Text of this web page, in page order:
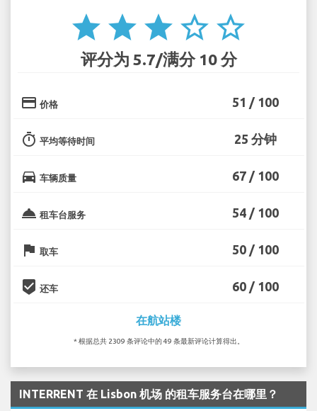
star star star star_border star_border
评分为 5.7/满分 10 分
credit_card 价格 51 / 100
timer 平均等待时间 25 分钟
directions_car 车辆质量 67 / 100
room_service 租车台服务 54 / 100
flag 取车 50 / 100
beenhere 还车 60 / 100
在航站楼
* 根据总共 2309 条评论中的 49 条最新评论计算得出。
INTERRENT 在 Lisbon 机场 的租车服务台在哪里？